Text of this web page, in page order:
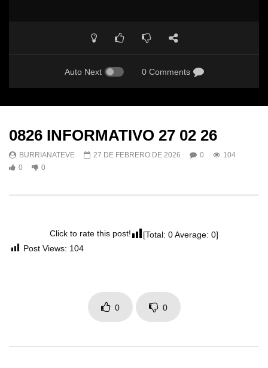
Auto Next 0 Comments
0826 INFORMATIVO 27 02 26
BURRIANATEVE 27 DE FEBRERO DE 2026 0
104
0
0
Click to rate this post! [Total: 0Average: 0]
Post Views: 104
0 0